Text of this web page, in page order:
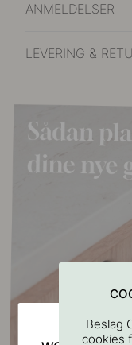
ANMELDELSER
LEVERING &
Beslag
cookies